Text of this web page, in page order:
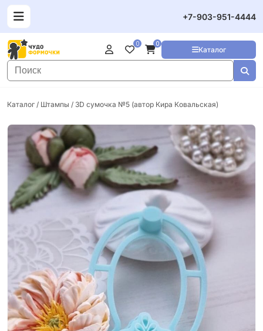
+7-903-951-4444
Каталог
0 0
Каталог / Штампы / 3D cумочка №5 (автор Кира Ковальская)